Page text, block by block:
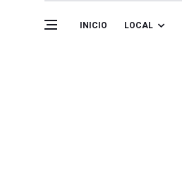
INICIO LOCAL